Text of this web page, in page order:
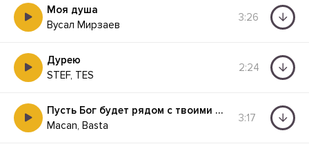
Моя душа
Вусал Мирзаев
3:26
Дурею
STEF, TES
2:24
Пусть Бог будет рядом с твоими планами
Macan, Basta
3:17